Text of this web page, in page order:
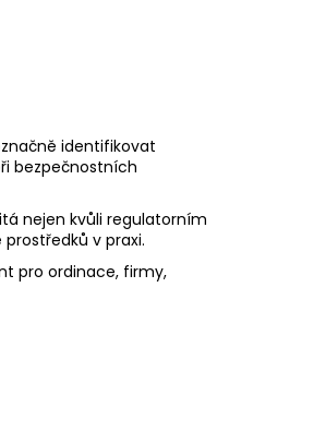
identifikovat
bezpečnostních
nejen kvůli regulatorním
v praxi.
pro ordinace, firmy,